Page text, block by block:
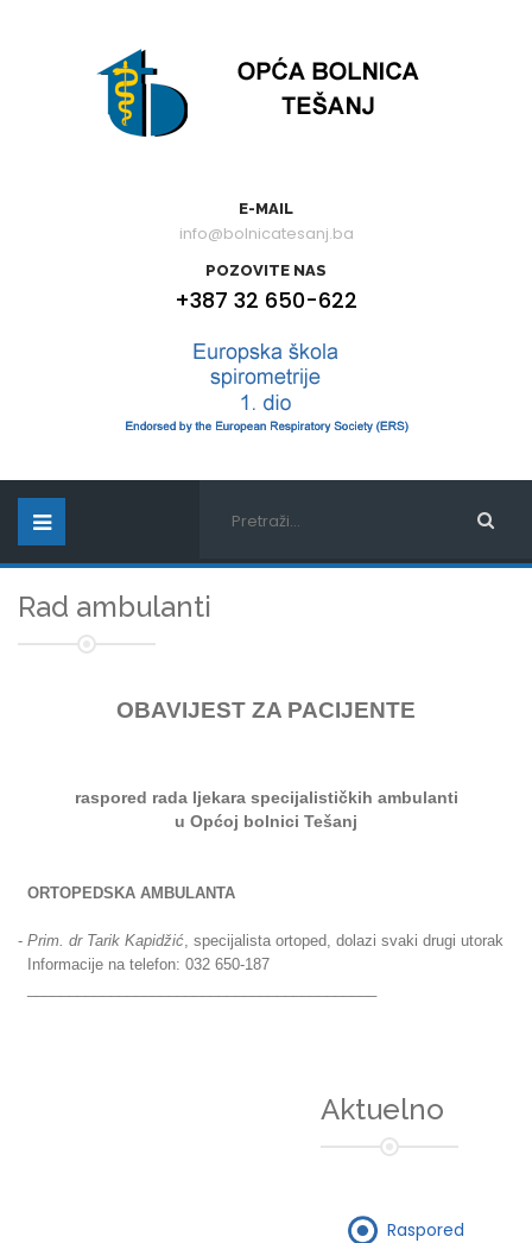
E-MAIL
info@bolnicatesanj.ba
POZOVITE NAS
+387 32 650-622
Rad ambulanti
OBAVIJEST ZA PACIJENTE
raspored rada ljekara specijalističkih ambulanti
u Općoj bolnici Tešanj
ORTOPEDSKA AMBULANTA
- Prim. dr Tarik Kapidžić, specijalista ortoped, dolazi svaki drugi utorak
Informacije na telefon: 032 650-187
Aktuelno
Raspored